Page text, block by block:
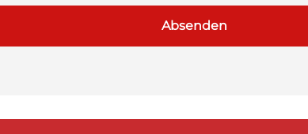
Absenden